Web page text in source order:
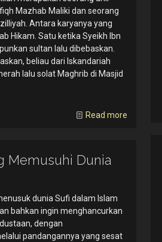
Mazhab Maliki dan seorang
Antara karyanya yang
Hikam. Satu ketika Syeikh Ibn
sultan lalu dibebaskan.
beliau dari Iskandariah
lalu solat Maghrib di Masjid
Read more
Memusuhi Dunia
dunia Sufi dalam Islam
bahkan ingin menghancurkan
dengan
pandangannya yang sesat